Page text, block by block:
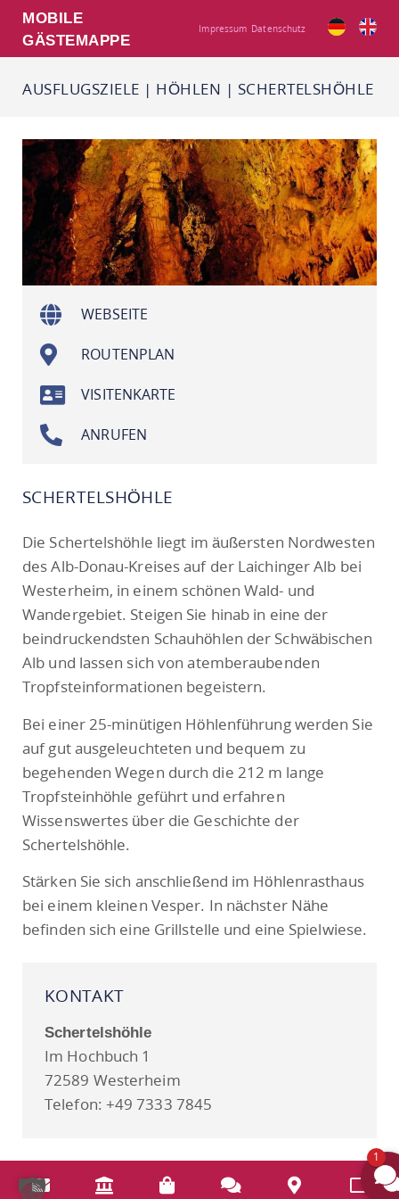
MOBILE
GÄSTEMAPPE
Impressum Datenschutz
AUSFLUGSZIELE | HÖHLEN | SCHERTELSHÖHLE
WEBSEITE
ROUTENPLAN
VISITENKARTE
ANRUFEN
KONTAKT
Schertelshöhle
Im Hochbuch 1
72589 Westerheim
Telefon: +49 7333 7845
SCHERTELSHÖHLE
Die Schertelshöhle liegt im äußersten Nordwesten
des Alb-Donau-Kreises auf der Laichinger Alb bei
Westerheim, in einem schönen Wald- und
Wandergebiet. Steigen Sie hinab in eine der
beindruckendsten Schauhöhlen der Schwäbischen
Alb und lassen sich von atemberaubenden
Tropfsteinformationen begeistern.
Bei einer 25-minütigen Höhlenführung werden Sie
auf gut ausgeleuchteten und bequem zu
begehenden Wegen durch die 212 m lange
Tropfsteinhöhle geführt und erfahren
Wissenswertes über die Geschichte der
Schertelshöhle.
Stärken Sie sich anschließend im Höhlenrasthaus
bei einem kleinen Vesper. In nächster Nähe
befinden sich eine Grillstelle und eine Spielwiese.
1